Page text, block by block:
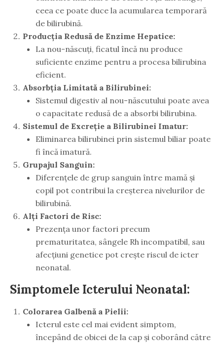
ceea ce poate duce la acumularea temporară
de bilirubină.
Producția Redusă de Enzime Hepatice:
La nou-născuți, ficatul încă nu produce
suficiente enzime pentru a procesa bilirubina
eficient.
Absorbția Limitată a Bilirubinei:
Sistemul digestiv al nou-născutului poate avea
o capacitate redusă de a absorbi bilirubina.
Sistemul de Excreție a Bilirubinei Imatur:
Eliminarea bilirubinei prin sistemul biliar poate
fi încă imatură.
Grupajul Sanguin:
Diferențele de grup sanguin între mamă și
copil pot contribui la creșterea nivelurilor de
bilirubină.
Alți Factori de Risc:
Prezența unor factori precum
prematuritatea, sângele Rh incompatibil, sau
afecțiuni genetice pot crește riscul de icter
neonatal.
Simptomele Icterului Neonatal:
Colorarea Galbenă a Pielii:
Icterul este cel mai evident simptom,
începând de obicei de la cap și coborând către